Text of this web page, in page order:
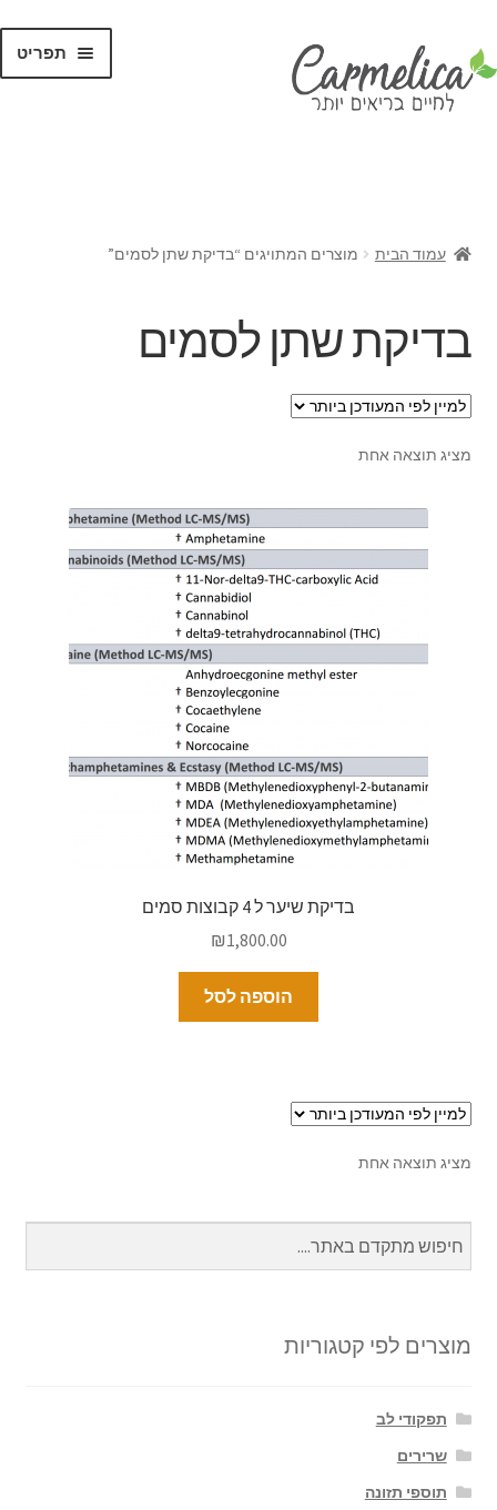
תפריט
עמוד הבית מוצרים המתויגים “בדיקת שתן לסמים”
בדיקת שתן לסמים
מציג תוצאה אחת
בדיקת שיער ל 4 קבוצות סמים
₪1,800.00
הוספה לסל
מציג תוצאה אחת
מוצרים לפי קטגוריות
תפקודי לב
שרירים
תוספי תזונה